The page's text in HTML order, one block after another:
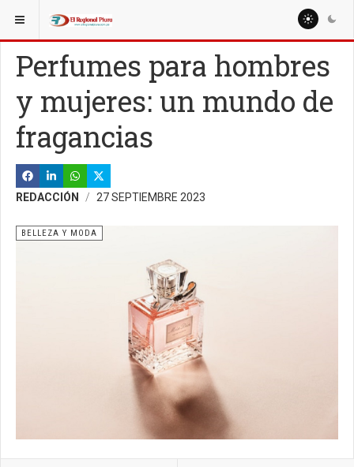
ESTÁ AQUÍ:
Perfumes para hombres
y mujeres: un mundo de
fragancias
REDACCIÓN 27 SEPTIEMBRE 2023
BELLEZA Y MODA